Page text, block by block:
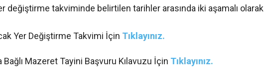
değiştirme takviminde belirtilen tarihler arasında iki aşamalı olarak
Yer Değiştirme Takvimi İçin Tıklayınız.
Mazeret Tayini Başvuru Kılavuzu İçin Tıklayınız.